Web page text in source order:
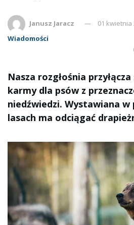
Janusz Jaracz
01 kwietnia
Wiadomości
Nasza rozgłośnia
karmy dla psów z
niedźwiedzi. Wystawiana w
lasach ma odciągać